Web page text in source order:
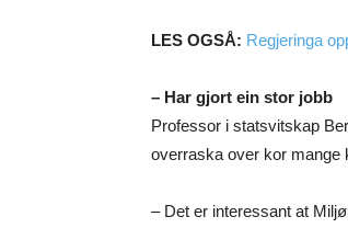
LES OGSÅ: Regjeringa
– Har gjort ein stor jobb
Professor i statsvitskap
overraska over kor mange
– Det er interessant at